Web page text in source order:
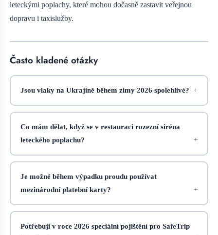
leteckými poplachy, které mohou dočasně zastavit veřejnou
dopravu i taxislužby.
Často kladené otázky
Jsou vlaky na Ukrajině během zimy 2026 spolehlivé?
Co mám dělat, když se v restauraci rozezní siréna
leteckého poplachu?
Je možné během výpadku proudu používat
mezinárodní platební karty?
Potřebuji v roce 2026 speciální pojištění pro SafeTrip